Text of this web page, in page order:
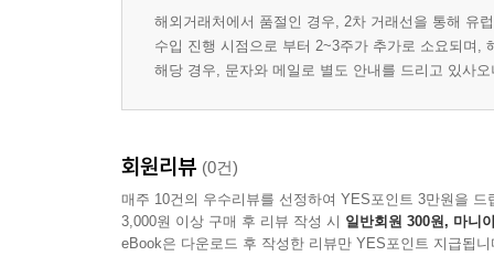
해외거래처에서 품절인 경우, 2차 거래선을 통해 유
수입 진행 시점으로 부터 2~3주가 추가로 소요되며,
해당 경우, 문자와 메일로 별도 안내를 드리고 있사
회원리뷰 (0건)
매주 10건의 우수리뷰를 선정하여 YES포인트 3만원을 드
3,000원 이상 구매 후 리뷰 작성 시 일반회원 300원, 마니
eBook은 다운로드 후 작성한 리뷰만 YES포인트 지급됩니